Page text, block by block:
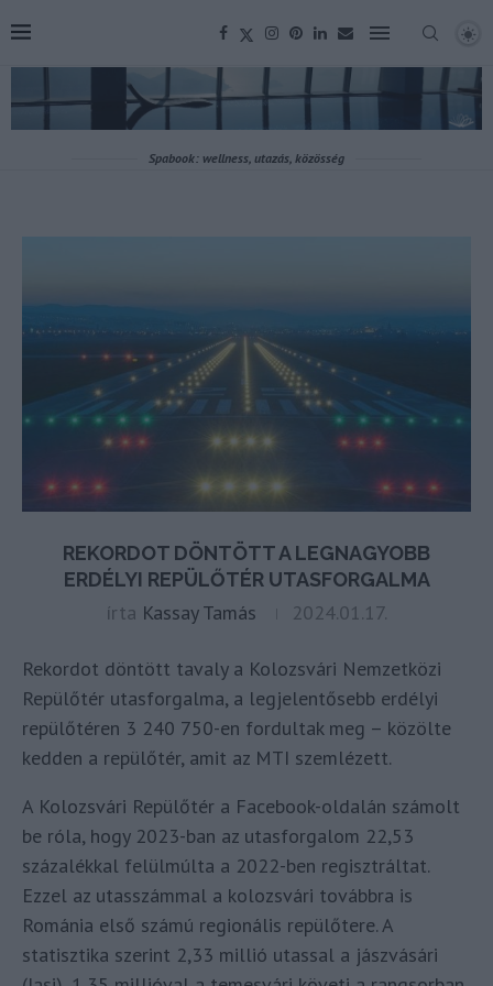
Spabook: wellness, utazás, közösség
REKORDOT DÖNTÖTT A LEGNAGYOBB
ERDÉLYI REPÜLŐTÉR UTASFORGALMA
írta Kassay Tamás 2024.01.17.
Rekordot döntött tavaly a Kolozsvári Nemzetközi
Repülőtér utasforgalma, a legjelentősebb erdélyi
repülőtéren 3 240 750-en fordultak meg – közölte
kedden a repülőtér, amit az MTI szemlézett.
A Kolozsvári Repülőtér a Facebook-oldalán számolt
be róla, hogy 2023-ban az utasforgalom 22,53
százalékkal felülmúlta a 2022-ben regisztráltat.
Ezzel az utasszámmal a kolozsvári továbbra is
Románia első számú regionális repülőtere. A
statisztika szerint 2,33 millió utassal a jászvásári